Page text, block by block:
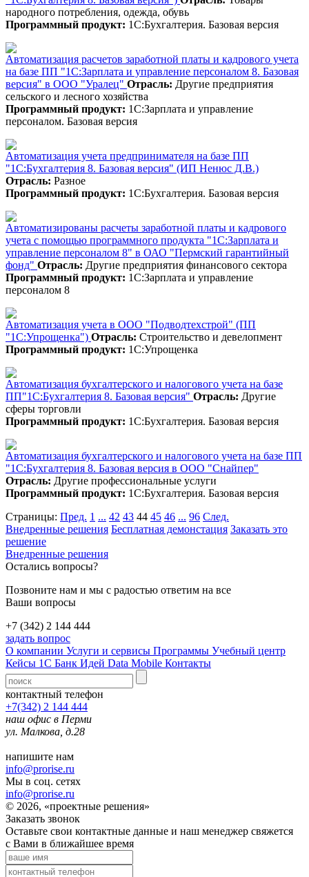
народного потребления, одежда, обувь
Программный продукт: 1С:Бухгалтерия. Базовая версия
Автоматизация расчетов заработной платы и кадрового учета
на базе ПП "1С:Зарплата и управление персоналом 8. Базовая
версия" в ООО "Уралец" Отрасль: Другие предприятия
сельского и лесного хозяйства
Программный продукт: 1С:Зарплата и управление
персоналом. Базовая версия
Автоматизация учета предпринимателя на базе ПП
"1С:Бухгалтерия 8. Базовая версия" (ИП Ненюс Д.В.)
Отрасль: Разное
Программный продукт: 1С:Бухгалтерия. Базовая версия
Автоматизированы расчеты заработной платы и кадрового
учета с помощью программного продукта "1С:Зарплата и
управление персоналом 8" в ОАО "Пермский гарантийный
фонд" Отрасль: Другие предприятия финансового сектора
Программный продукт: 1С:Зарплата и управление
персоналом 8
Автоматизация учета в ООО "Подводтехстрой" (ПП
"1С:Упрощенка") Отрасль: Строительство и девелопмент
Программный продукт: 1С:Упрощенка
Автоматизация бухгалтерского и налогового учета на базе
ПП"1С:Бухгалтерия 8. Базовая версия" Отрасль: Другие
сферы торговли
Программный продукт: 1С:Бухгалтерия. Базовая версия
Автоматизация бухгалтерского и налогового учета на базе ПП
"1С:Бухгалтерия 8. Базовая версия в ООО "Снайпер"
Отрасль: Другие профессиональные услуги
Программный продукт: 1С:Бухгалтерия. Базовая версия
Страницы: Пред. 1 ... 42 43 44 45 46 ... 96 След.
Внедренные решения Бесплатная демонстация Заказать это
решение
Внедренные решения
Остались вопросы?
Позвоните нам и мы с радостью ответим на все
Ваши вопросы
+7 (342) 2 144 444
задать вопрос
О компании Услуги и сервисы Программы Учебный центр
Кейсы 1С Банк Идей Data Mobile Контакты
контактный телефон
+7(342) 2 144 444
наш офис в Перми
ул. Малкова, д.28
напишите нам
info@prorise.ru
Мы в соц. сетях
info@prorise.ru
© 2026, «проектные решения»
Заказать звонок
Оставьте свои контактные данные и наш менеджер свяжется
с Вами в ближайшее время